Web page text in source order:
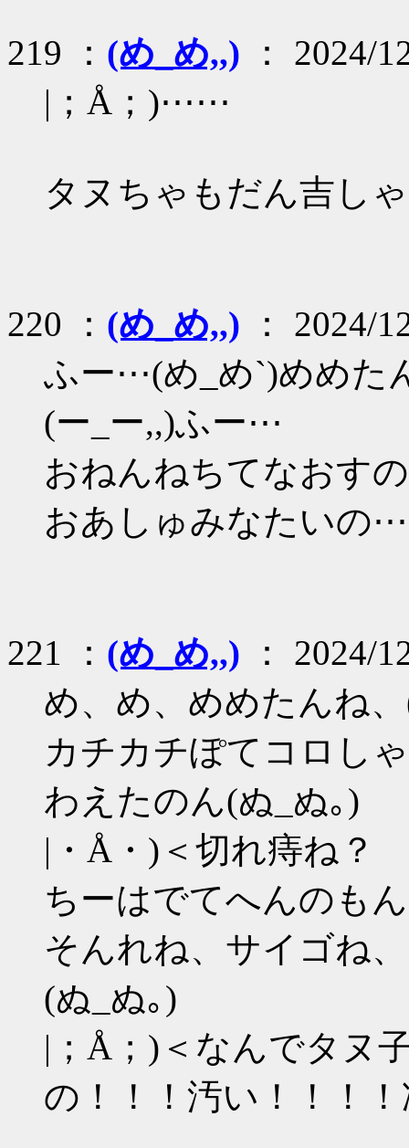
219 ： (め_め,,) ： 2024/
|；Å；)⋯⋯
タヌちゃもだん吉し
220 ： (め_め,,) ： 2024/
ふー⋯(め_め`)めめた
(ー_ー,,)ふー⋯
おねんねちてなおす
おあしゅみなたいの
221 ： (め_め,,) ： 2024/
め、め、めめたんね
カチカチぽてコロし
わえたのん(ぬ_ぬ｡)
|・Å・)＜切れ痔ね？
ちーはでてへんのも
そんれね、サイゴね
(ぬ_ぬ｡)
|；Å；)＜なんでタヌ
の！！！汚い！！！